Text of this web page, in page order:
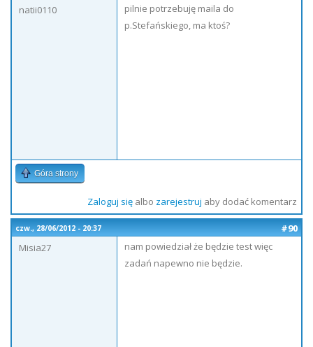
natii0110
pilnie potrzebuję maila do
p.Stefańskiego, ma ktoś?
Góra strony
Zaloguj sięalbo zarejestruj aby dodać komentarz
czw., 28/06/2012 - 20:37
#90
Misia27
nam powiedział że będzie test więc
zadań napewno nie będzie.